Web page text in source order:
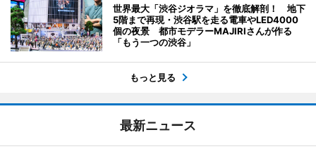
世界最大「渋谷ジオラマ」を徹底解剖！ 地下
5階まで再現・渋谷駅を走る電車やLED4000
個の夜景 都市モデラーMAJIRIさんが作る
「もう一つの渋谷」
もっと見る
最新ニュース